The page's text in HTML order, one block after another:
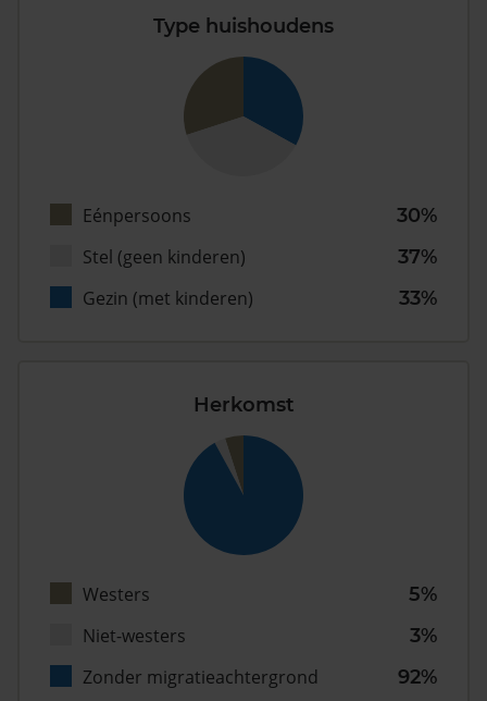
Type huishoudens
Eénpersoons
30%
Stel (geen kinderen)
37%
Gezin (met kinderen)
33%
Herkomst
Westers
5%
Niet-westers
3%
Zonder migratieachtergrond
92%